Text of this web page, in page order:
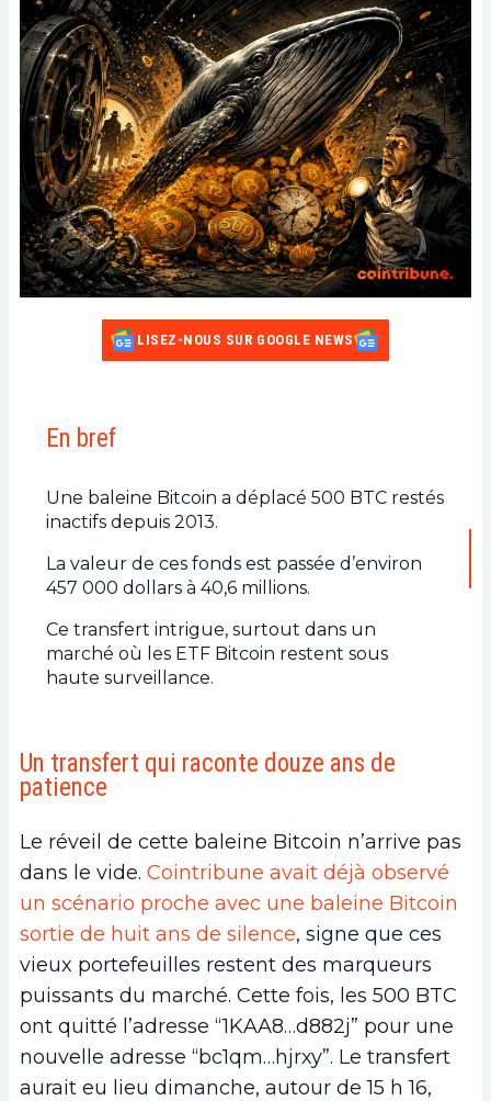
LISEZ-NOUS SUR GOOGLE NEWS
En bref
Une baleine Bitcoin a déplacé 500 BTC restés
inactifs depuis 2013.
La valeur de ces fonds est passée d’environ
457 000 dollars à 40,6 millions.
Ce transfert intrigue, surtout dans un
marché où les ETF Bitcoin restent sous
haute surveillance.
Un transfert qui raconte douze ans de
patience
Le réveil de cette baleine Bitcoin n’arrive pas
dans le vide. Cointribune avait déjà observé
un scénario proche avec une baleine Bitcoin
sortie de huit ans de silence, signe que ces
vieux portefeuilles restent des marqueurs
puissants du marché. Cette fois, les 500 BTC
ont quitté l’adresse “1KAA8…d882j” pour une
nouvelle adresse “bc1qm…hjrxy”. Le transfert
aurait eu lieu dimanche, autour de 15 h 16,